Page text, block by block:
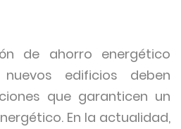
de ahorro energético
edificios deben
que garanticen un
En la actualidad,